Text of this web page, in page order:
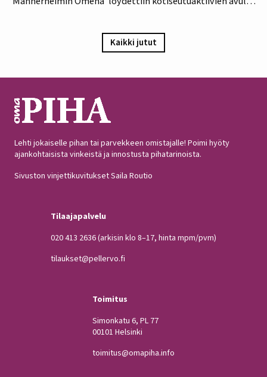
vastaa Puutarha-lehden vuosien 1921 ja 1931 kuvauksia,
iloitsee tutkija Maarit Heinonen Lukesta.…
Kaikki jutut
Lehti jokaiselle pihan tai parvekkeen omistajalle! Poimi hyöty
ajankohtaisista vinkeistä ja innostusta pihatarinoista.
Sivuston vinjettikuvitukset Saila Routio
Tilaajapalvelu
020 413 2636(arkisin klo 8–17, hinta mpm/pvm)
tilaukset@pellervo.fi
Toimitus
Simonkatu 6, PL 77
00101 Helsinki
toimitus@omapiha.info